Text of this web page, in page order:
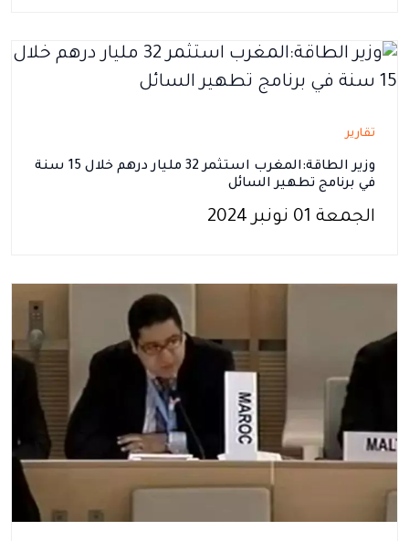
تقارير
وزير الطاقة:المغرب استثمر 32 مليار درهم خلال 15 سنة
في برنامج تطهير السائل
الجمعة 01 نونبر 2024